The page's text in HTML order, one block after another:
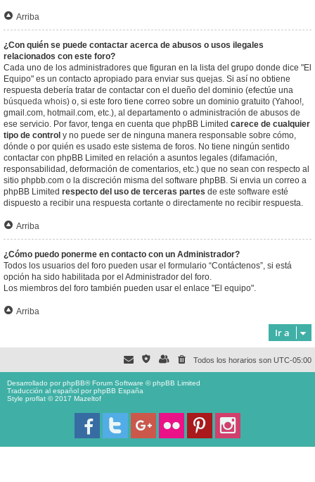
Arriba
¿Con quién se puede contactar acerca de abusos o usos ilegales
relacionados con este foro?
Cada uno de los administradores que figuran en la lista del grupo donde dice "El
Equipo" es un contacto apropiado para enviar sus quejas. Si así no obtiene
respuesta debería tratar de contactar con el dueño del dominio (efectúe una
búsqueda whois) o, si este foro tiene correo sobre un dominio gratuito (Yahoo!,
gmail.com, hotmail.com, etc.), al departamento o administración de abusos de
ese servicio. Por favor, tenga en cuenta que phpBB Limited carece de cualquier
tipo de control y no puede ser de ninguna manera responsable sobre cómo,
dónde o por quién es usado este sistema de foros. No tiene ningún sentido
contactar con phpBB Limited en relación a asuntos legales (difamación,
responsabilidad, deformación de comentarios, etc.) que no sean con respecto al
sitio phpbb.com o la discreción misma del software phpBB. Si envia un correo a
phpBB Limited respecto del uso de terceras partes de este software esté
dispuesto a recibir una respuesta cortante o directamente no recibir respuesta.
Arriba
¿Cómo puedo ponerme en contacto con un Administrador?
Todos los usuarios del foro pueden usar el formulario “Contáctenos”, si está
opción ha sido habilitada por el Administrador del foro.
Los miembros del foro también pueden usar el enlace "El equipo".
Arriba
Ir a
Todos los horarios son UTC-05:00
Desarrollado porphpBB® Forum Software © phpBB Limited
Traducción al español porphpBB España
Style proflat © 2017 Mazeltof